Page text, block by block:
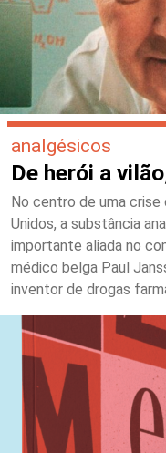
analgésicos
De herói a
No centro de uma crise
Unidos, a substância
importante aliada no
médico belga Paul
inventor de drogas